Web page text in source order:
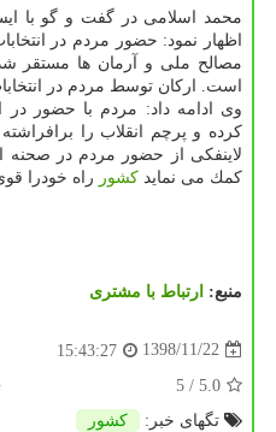
اظهار نمود: حضور مردم در
مصالح ملی و آرمان ها مستقر
است. اركان توسط مردم در
وی ادامه داد: مردم با حضور در
كرده و پرچم انقلاب را
لاینفكی از حضور مردم در
كمك می نماید كشور راه خودرا
منبع: ارتباط با مشتری
1398/11/22
15:43:27
5.0
/ 5
تگهای خبر:
كشور